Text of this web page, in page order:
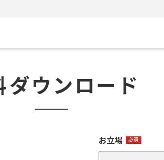
ダウンロード
お立場